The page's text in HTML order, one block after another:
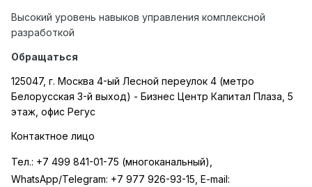
Высокий уровень навыков управления комплексной
разработкой
Обращаться
125047, г. Москва 4-ый Лесной переулок 4 (метро
Белорусская 3-й выход) - Бизнес Центр Капитал Плаза, 5
этаж, офис Регус
Контактное лицо
Тел.: +7 499 841-01-75 (многоканальный),
WhatsApp/Telegram: +7 977 926-93-15, E-mail: